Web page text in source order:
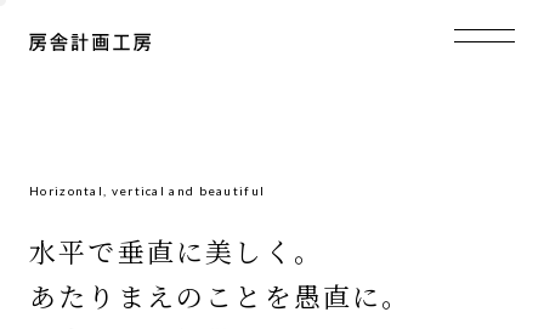
Horizontal, vertical and beautiful
水平で垂直に美しく。
あたりまえのことを愚直に。